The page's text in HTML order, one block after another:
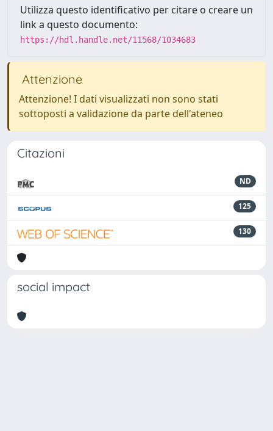
Utilizza questo identificativo per citare o creare un
link a questo documento:
https://hdl.handle.net/11568/1034683
Attenzione
Attenzione! I dati visualizzati non sono stati
sottoposti a validazione da parte dell'ateneo
Citazioni
ND
125
130
social impact